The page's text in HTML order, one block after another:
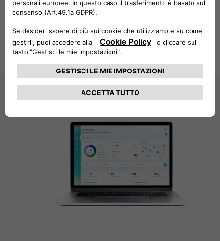
Sistema di gestione
dei punti di ricarica
Caratteristiche Vantaggi